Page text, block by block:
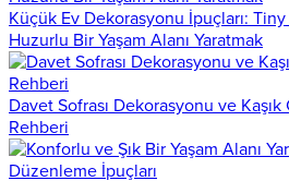
Küçük Ev Dekorasyonu İpuçları: Tiny
Huzurlu Bir Yaşam Alanı Yaratmak
Davet Sofrası Dekorasyonu ve
Rehberi